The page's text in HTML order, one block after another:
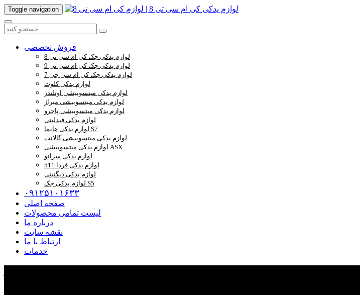
Toggle navigation
فروش تخصصی
لوازم یدکی جک کی ام سی تی 8
لوازم یدکی جک کی ام سی تی 9
لوازم یدکی جک کی ام سی جی 7
لوازم یدکی کلوت
لوازم یدکی میتسوبیشی اوتلندر
لوازم یدکی میتسوبیشی میراژ
لوازم یدکی میتسوبیشی پاجرو
لوازم یدکی فیدلیتی
لوازم یدکی هایما S7
لوازم یدکی میتسوبیشی گالانت
لوازم یدکی میتسوبیشی ASX
لوازم یدکی سراتو
لوازم یدکی فردا 511
لوازم یدکی دیگنیتی
لوازم یدکی جک S5
۰۹۱۲۵۱۰۱۶۳۳
صفحه اصلی
لیست تمامی محصولات
درباره ما
نقشه سایت
ارتباط با ما
خدمات